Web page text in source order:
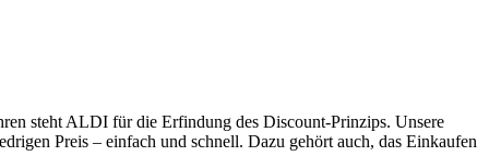
steht ALDI für die Erfindung des Discount-Prinzips. Unsere
Preis – einfach und schnell. Dazu gehört auch, das Einkaufen